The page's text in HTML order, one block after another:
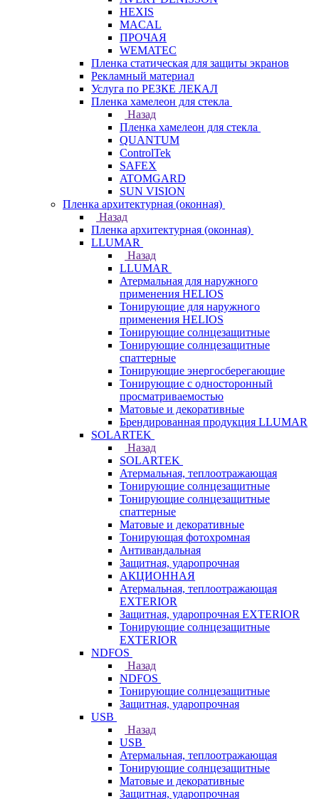
HEXIS
MACAL
ПРОЧАЯ
WEMATEC
Пленка статическая для защиты экранов
Рекламный материал
Услуга по РЕЗКЕ ЛЕКАЛ
Пленка хамелеон для стекла
Назад
Пленка хамелеон для стекла
QUANTUM
ControlTek
SAFEX
ATOMGARD
SUN VISION
Пленка архитектурная (оконная)
Назад
Пленка архитектурная (оконная)
LLUMAR
Назад
LLUMAR
Атермальная для наружного
применения HELIOS
Тонирующие для наружного
применения HELIOS
Тонирующие солнцезащитные
Тонирующие солнцезащитные
спаттерные
Тонирующие энергосберегающие
Тонирующие с односторонный
просматриваемостью
Матовые и декоративные
Брендированная продукция LLUMAR
SOLARTEK
Назад
SOLARTEK
Атермальная, теплоотражающая
Тонирующие солнцезащитные
Тонирующие солнцезащитные
спаттерные
Матовые и декоративные
Тонирующая фотохромная
Антивандальная
Защитная, ударопрочная
АКЦИОННАЯ
Атермальная, теплоотражающая
EXTERIOR
Защитная, ударопрочная EXTERIOR
Тонирующие солнцезащитные
EXTERIOR
NDFOS
Назад
NDFOS
Тонирующие солнцезащитные
Защитная, ударопрочная
USB
Назад
USB
Атермальная, теплоотражающая
Тонирующие солнцезащитные
Матовые и декоративные
Защитная, ударопрочная